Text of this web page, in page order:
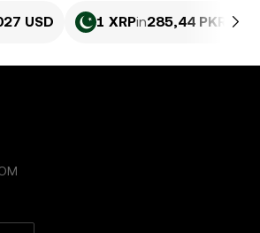
USD 1 XRPin285,44 PKR